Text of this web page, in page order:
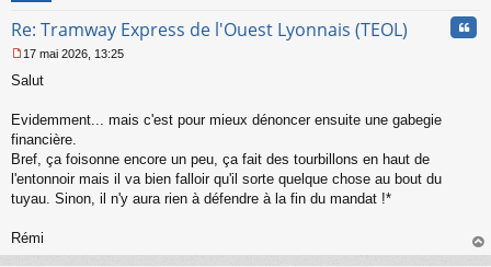
Re: Tramway Express de l'Ouest Lyonnais (TEOL)
e
s
g
e
n
o
l
u
17 mai 2026, 13:25
Salut
Evidemment... mais c'est pour mieux dénoncer ensuite une gabegie
financière.
Bref, ça foisonne encore un peu, ça fait des tourbillons en haut de
l'entonnoir mais il va bien falloir qu'il sorte quelque chose au bout du
tuyau. Sinon, il n'y aura rien à défendre à la fin du mandat !*
Rémi
au